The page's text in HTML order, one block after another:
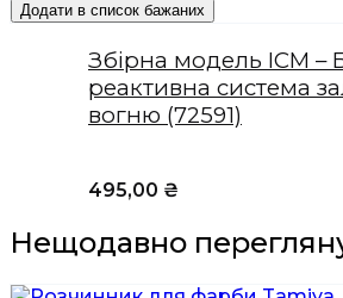
Додати в список бажаних
Збірна модель ICM –
реактивна система
вогню (72591)
495,00 ₴
Нещодавно